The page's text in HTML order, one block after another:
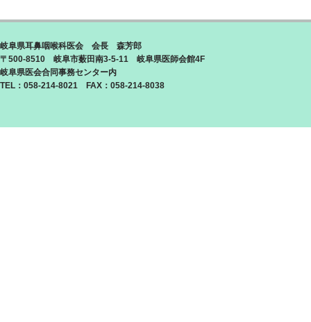
岐阜県耳鼻咽喉科医会 会長 森芳郎
〒500-8510 岐阜市薮田南3-5-11 岐阜県医師会館4F
岐阜県医会合同事務センター内
TEL：058-214-8021 FAX：058-214-8038